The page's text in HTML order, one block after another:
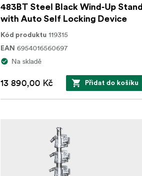
483BT Steel Black Wind-Up Stand
with Auto Self Locking Device
Kód produktu 119315
EAN 6954016560697
Na skladě
13 890,00 Kč Přidat do košíku